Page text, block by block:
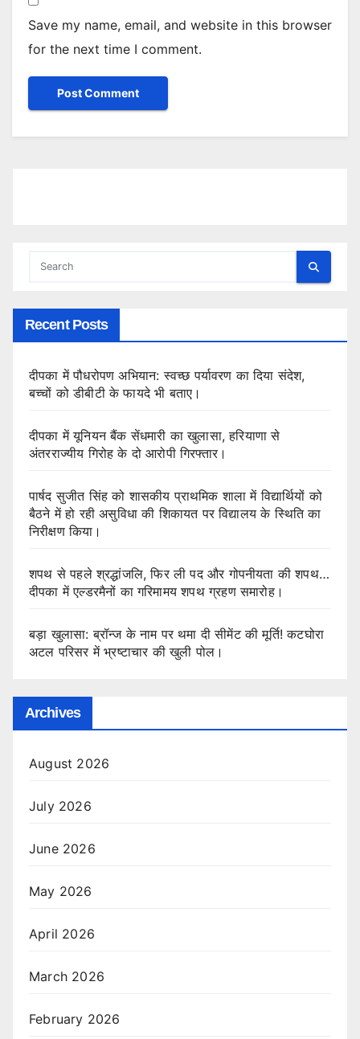
Save my name, email, and website in this browser
for the next time I comment.
Recent Posts
दीपका में पौधरोपण अभियान: स्वच्छ पर्यावरण का दिया संदेश,
बच्चों को डीबीटी के फायदे भी बताए।
दीपका में यूनियन बैंक सेंधमारी का खुलासा, हरियाणा से
अंतरराज्यीय गिरोह के दो आरोपी गिरफ्तार।
पार्षद सुजीत सिंह को शासकीय प्राथमिक शाला में विद्यार्थियों को
बैठने में हो रही असुविधा की शिकायत पर विद्यालय के स्थिति का
निरीक्षण किया।
शपथ से पहले श्रद्धांजलि, फिर ली पद और गोपनीयता की शपथ…
दीपका में एल्डरमैनों का गरिमामय शपथ ग्रहण समारोह।
बड़ा खुलासा: ब्रॉन्ज के नाम पर थमा दी सीमेंट की मूर्ति! कटघोरा
अटल परिसर में भ्रष्टाचार की खुली पोल।
Archives
August 2026
July 2026
June 2026
May 2026
April 2026
March 2026
February 2026